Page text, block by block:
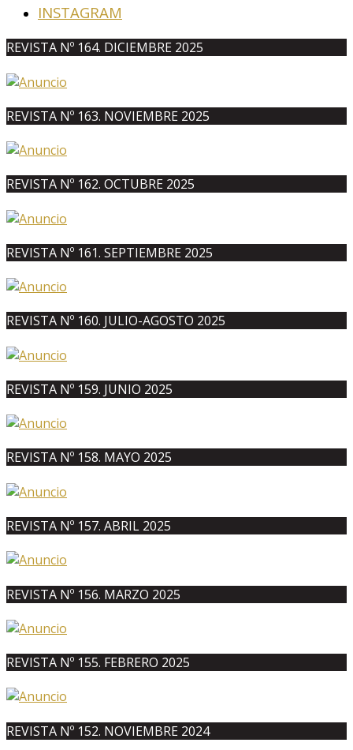
INSTAGRAM
REVISTA Nº 164. DICIEMBRE 2025
REVISTA Nº 163. NOVIEMBRE 2025
REVISTA Nº 162. OCTUBRE 2025
REVISTA Nº 161. SEPTIEMBRE 2025
REVISTA Nº 160. JULIO-AGOSTO 2025
REVISTA Nº 159. JUNIO 2025
REVISTA Nº 158. MAYO 2025
REVISTA Nº 157. ABRIL 2025
REVISTA Nº 156. MARZO 2025
REVISTA Nº 155. FEBRERO 2025
REVISTA Nº 152. NOVIEMBRE 2024